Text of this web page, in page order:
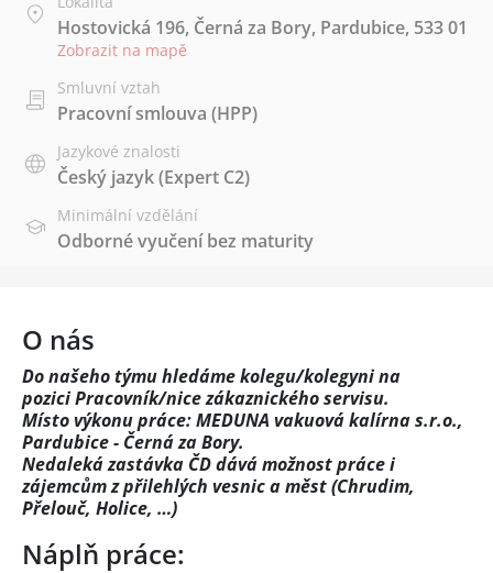
Hostovická 196, Černá za Bory, Pardubice, 533 01
Zobrazit na mapě
Smluvní vztah
Pracovní smlouva (HPP)
Jazykové znalosti
Český jazyk(Expert C2)
Minimální vzdělání
Odborné vyučení bez maturity
O nás
Do našeho týmu hledáme kolegu/kolegyni na
pozici Pracovník/nice zákaznického servisu.
Místo výkonu práce: MEDUNA vakuová kalírna s.r.o.,
Pardubice - Černá za Bory.
Nedaleká zastávka ČD dává možnost práce i
zájemcům z přilehlých vesnic a měst (Chrudim,
Přelouč, Holice, …)
Náplň práce: